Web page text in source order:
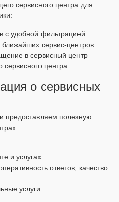
сервисного центра для
с удобной фильтрацией
сервис-центров
в сервисный центр
сервисного центра
о сервисных
полезную
и услугах
ответов, качество
услуги